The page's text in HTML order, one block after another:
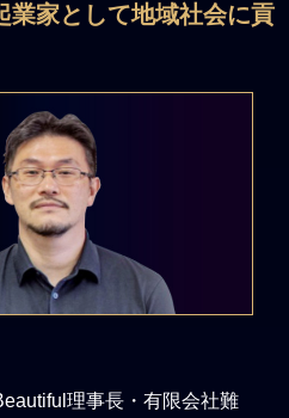
業家として地域社会に貢
理事長・有限会社難